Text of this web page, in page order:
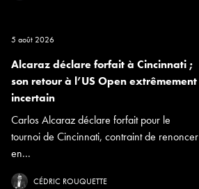
5 août 2026
Alcaraz déclare forfait à Cincinnati ;
son retour à l’US Open extrêmement
incertain
Carlos Alcaraz déclare forfait pour le
tournoi de Cincinnati, contraint de renoncer
en...
CÉDRIC ROUQUETTE